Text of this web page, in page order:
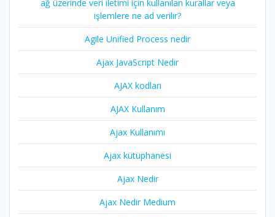
ağ üzerinde veri iletimi için kullanılan kurallar veya
işlemlere ne ad verilir?
Agile Unified Process nedir
Ajax JavaScript Nedir
AJAX kodları
AJAX Kullanım
Ajax Kullanımı
Ajax kütüphanesi
Ajax Nedir
Ajax Nedir Medium